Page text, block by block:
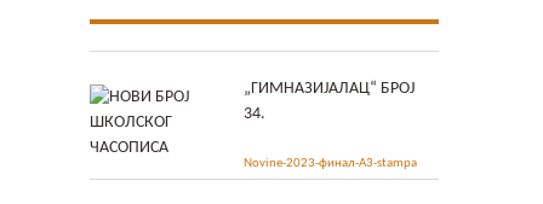
Ученици
Особље
Пројекти
„ГИМНАЗИЈАЛАЦ“ БРОЈ
34.
Novine-2023-финал-A3-stampa